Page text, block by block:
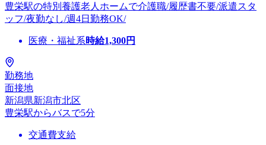
豊栄駅の特別養護老人ホームで介護職/履歴書不要/派遣スタ
ッフ/夜勤なし/週4日勤務OK/
医療・福祉系時給1,300円
勤務地
面接地
新潟県新潟市北区
豊栄駅からバスで5分
交通費支給